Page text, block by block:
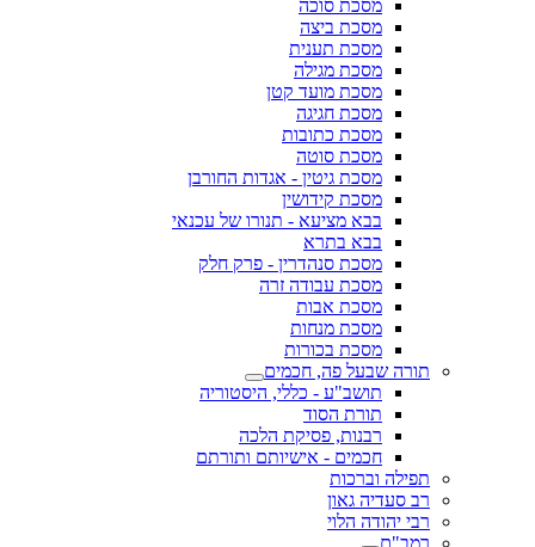
מסכת סוכה
מסכת ביצה
מסכת תענית
מסכת מגילה
מסכת מועד קטן
מסכת חגיגה
מסכת כתובות
מסכת סוטה
מסכת גיטין - אגדות החורבן
מסכת קידושין
בבא מציעא - תנורו של עכנאי
בבא בתרא
מסכת סנהדרין - פרק חלק
מסכת עבודה זרה
מסכת אבות
מסכת מנחות
מסכת בכורות
תורה שבעל פה, חכמים
תושב"ע - כללי, היסטוריה
תורת הסוד
רבנות, פסיקת הלכה
חכמים - אישיותם ותורתם
תפילה וברכות
רב סעדיה גאון
רבי יהודה הלוי
רמב"ם